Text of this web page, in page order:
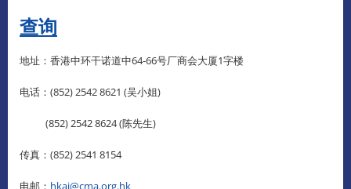
查询
地址：香港中环干诺道中64-66号厂商会大厦1字楼
电话：(852) 2542 8621 (吴小姐)
(852) 2542 8624 (陈先生)
传真：(852) 2541 8154